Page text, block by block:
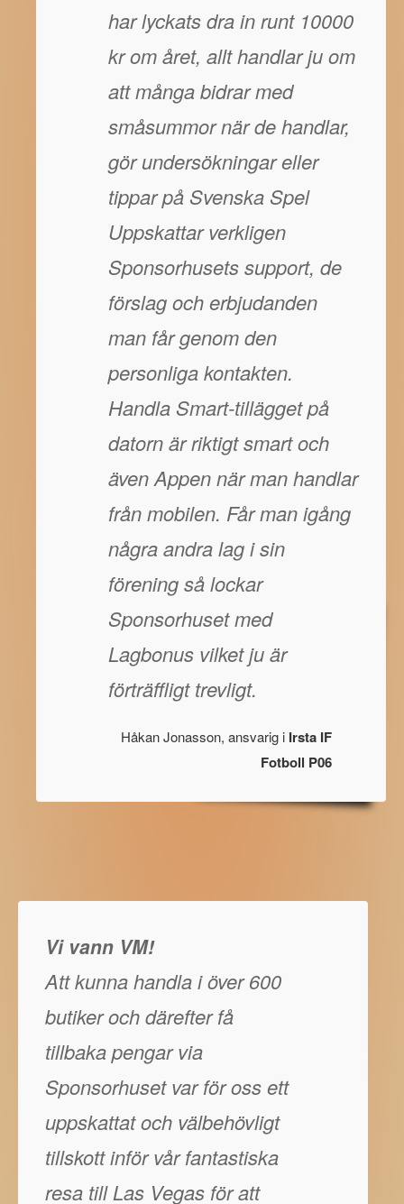
har lyckats dra in runt 10000
kr om året, allt handlar ju om
att många bidrar med
småsummor när de handlar,
gör undersökningar eller
tippar på Svenska Spel
Uppskattar verkligen
Sponsorhusets support, de
förslag och erbjudanden
man får genom den
personliga kontakten.
Handla Smart-tillägget på
datorn är riktigt smart och
även Appen när man handlar
från mobilen. Får man igång
några andra lag i sin
förening så lockar
Sponsorhuset med
Lagbonus vilket ju är
förträffligt trevligt.
Håkan Jonasson, ansvarig i Irsta IF
Fotboll P06
Vi vann VM!
Att kunna handla i över 600
butiker och därefter få
tillbaka pengar via
Sponsorhuset var för oss ett
uppskattat och välbehövligt
tillskott inför vår fantastiska
resa till Las Vegas för att